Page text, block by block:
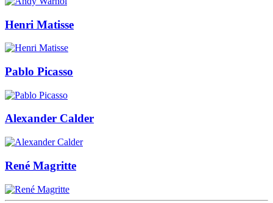
Henri Matisse
Pablo Picasso
Alexander Calder
René Magritte